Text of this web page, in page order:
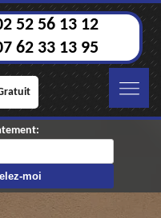
52 56 13 12
62 33 13 95